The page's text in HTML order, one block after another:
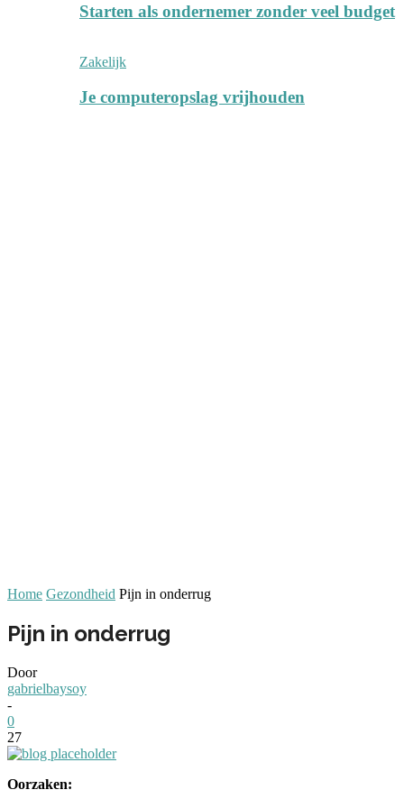
Starten als ondernemer zonder veel budget
Zakelijk
Je computeropslag vrijhouden
Home Gezondheid Pijn in onderrug
Pijn in onderrug
Door
gabrielbaysoy
-
0
27
Oorzaken: